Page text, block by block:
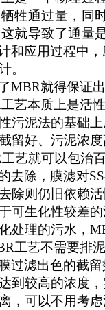
牲通过量，同
就导致了通量
和应用过程中
。
MBR就得保证
艺本质上是活
污泥法的基础
留好、污泥浓
艺就可以包治百
去除，膜滤对
除则仍旧依赖
可生化性较差
处理的污水，
工艺不需要排泥
过滤出色的截
到较高的浓度
，可以不用考